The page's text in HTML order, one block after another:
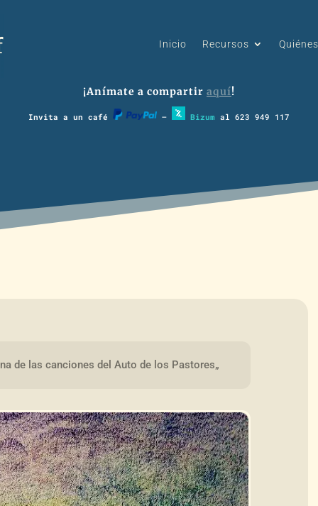
Inicio Recursos
¡Anímate a compartir aquí!
Invita a un café – Bizum al 623 949 117
de las canciones del Auto de los Pastores„